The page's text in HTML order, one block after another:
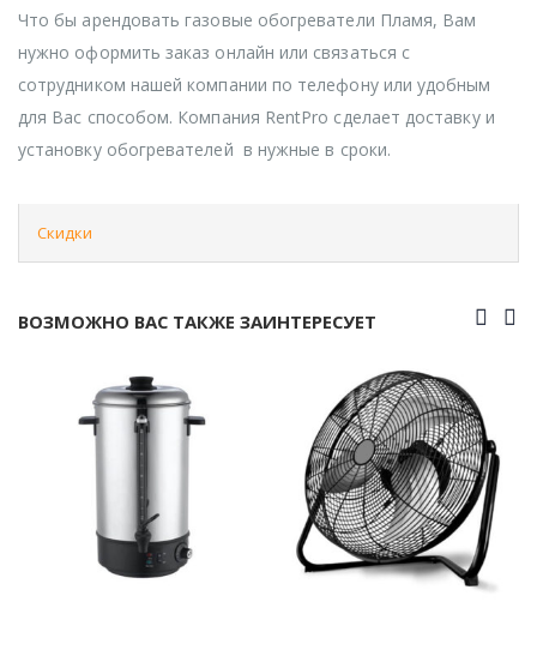
Что бы арендовать газовые обогреватели Пламя, Вам
нужно оформить заказ онлайн или связаться с
сотрудником нашей компании по телефону или удобным
для Вас способом. Компания RentPro сделает доставку и
установку обогревателей в нужные в сроки.
Скидки
ВОЗМОЖНО ВАС ТАКЖЕ ЗАИНТЕРЕСУЕТ